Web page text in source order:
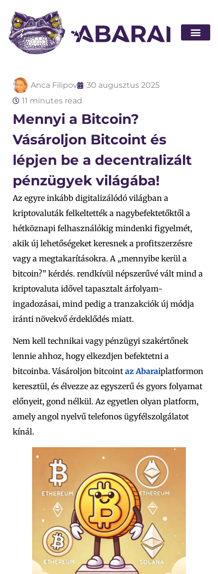
Anca Filipov
30 augusztus 2025
11 minutes read
Mennyi a Bitcoin?
Vásároljon Bitcoint és
lépjen be a decentralizált
pénzügyek világába!
Az egyre inkább digitalizálódó világban a
kriptovaluták felkeltették a nagybefektetőktől a
hétköznapi felhasználókig mindenki figyelmét,
akik új lehetőségeket keresnek a profitszerzésre
vagy a megtakarításokra. A „mennyibe kerül a
bitcoin?” kérdés. rendkívül népszerűvé vált mind a
kriptovaluta idővel tapasztalt árfolyam-
ingadozásai, mind pedig a tranzakciók új módja
iránti növekvő érdeklődés miatt.
Nem kell technikai vagy pénzügyi szakértőnek
lennie ahhoz, hogy elkezdjen befektetni a
bitcoinba.Vásároljon bitcoint az Abaraiplatformon
keresztül, és élvezze az egyszerű és gyors folyamat
előnyeit, gond nélkül. Az egyetlen olyan platform,
amely angol nyelvű telefonos ügyfélszolgálatot
kínál.